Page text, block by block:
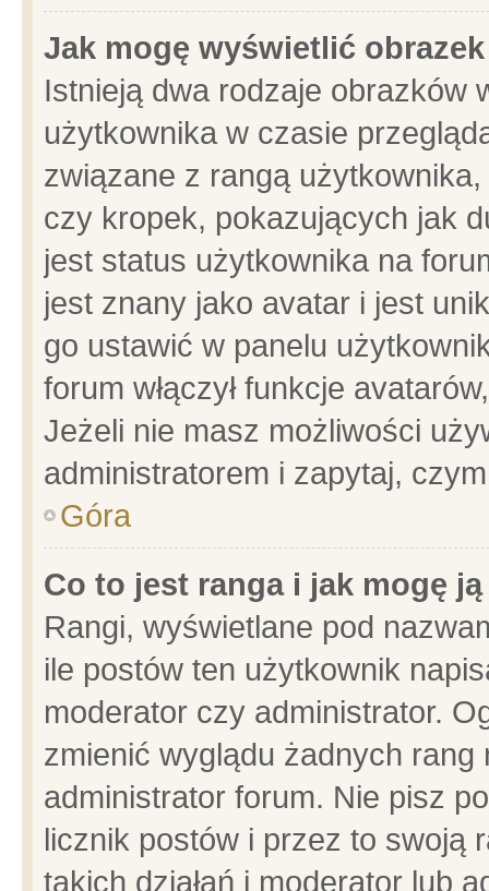
Jak mogę wyświetlić
Istnieją dwa rodzaje obrazków
użytkownika w czasie
związane z rangą
czy kropek, pokazujących jak
jest status użytkownika na
jest znany jako avatar i jest
go ustawić w panelu
forum włączył funkcje
Jeżeli nie masz możliwości
administratorem i zapytaj,
Góra
Co to jest ranga i jak mogę
Rangi, wyświetlane pod
ile postów ten użytkownik
moderator czy administrator.
zmienić wyglądu żadnych
administrator forum. Nie pisz
licznik postów i przez to swoją
takich działań i moderator lub